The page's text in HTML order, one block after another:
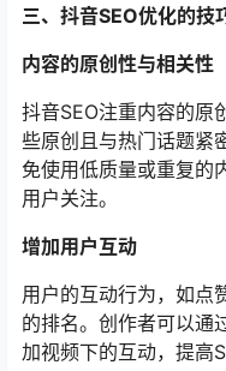
三、抖音SEO优化的技
内容的原创性与相关性
抖音SEO注重内容的原
些原创且与热门话题紧
免使用低质量或重复的
用户关注。
增加用户互动
用户的互动行为，如点
的排名。创作者可以通
加视频下的互动，提高